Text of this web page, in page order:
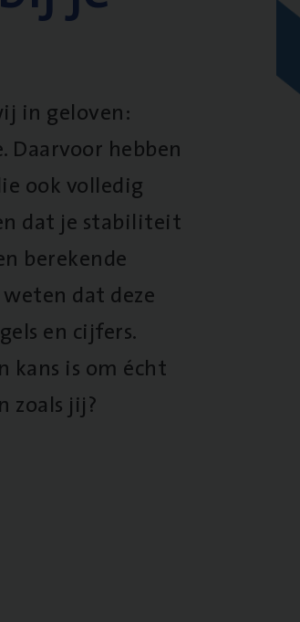
in geloven:
hebben
ook volledig
dat je stabiliteit
berekende
dat deze
en cijfers.
kans is om écht
zoals jij?